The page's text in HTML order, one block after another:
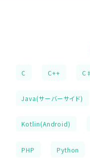
C C++
Java(サーバーサイド)
Kotlin(Android)
PHP Python